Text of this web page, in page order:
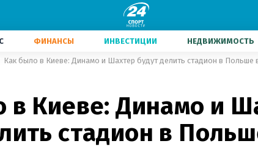
ФИНАНСЫ ИНВЕСТИЦИИ НЕДВИЖИМОСТЬ
Как было в Киеве: Динамо и Шахтер будут делить стадион в Польше
в Киеве: Динамо и
стадион в